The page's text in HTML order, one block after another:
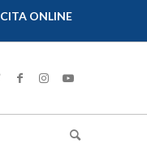
CITA ONLINE